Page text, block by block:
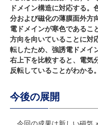
ドメイン構造に対応する
分および磁化の薄膜面外方
電ドメインが寒色であるこ
方向を向いていることに対
転したため、強誘電ドメイ
右上下を比較すると、電気
反転していることがわかる。
今後の展開